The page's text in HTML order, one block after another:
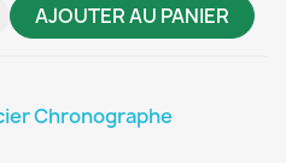
AJOUTER AU PANIER
Chronographe